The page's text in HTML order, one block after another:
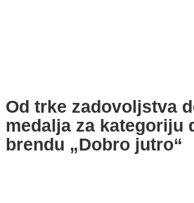
Od trke zadovoljstva
medalja za kategoriju
brendu „Dobro jutro“